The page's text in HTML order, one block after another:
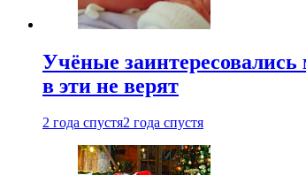
Учёные
в эти не верят
2 года спустя2 года спустя